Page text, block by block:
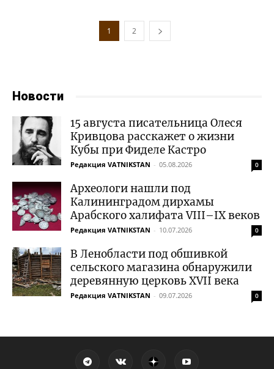
1 2
Новости
15 августа писательница Олеся
Кривцова расскажет о жизни
Кубы при Фиделе Кастро
Редакция VATNIKSTAN - 05.08.2026 0
Археологи нашли под
Калининградом дирхамы
Арабского халифата VIII–IX веков
Редакция VATNIKSTAN - 10.07.2026 0
В Ленобласти под обшивкой
сельского магазина обнаружили
деревянную церковь XVII века
Редакция VATNIKSTAN - 09.07.2026 0